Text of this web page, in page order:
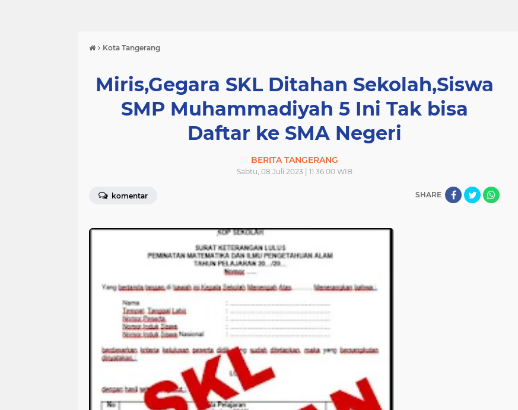
› Kota Tangerang
Miris,Gegara SKL Ditahan Sekolah,Siswa
SMP Muhammadiyah 5 Ini Tak bisa
Daftar ke SMA Negeri
BERITA TANGERANG
Sabtu, 08 Juli 2023 | 11.36.00 WIB
komentar SHARE